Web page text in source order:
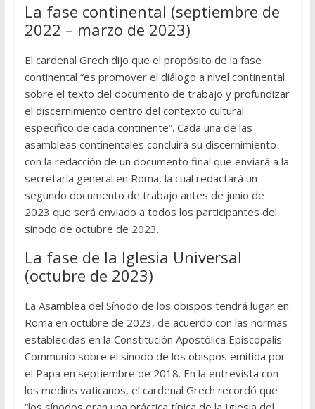
La fase continental (septiembre de
2022 – marzo de 2023)
El cardenal Grech dijo que el propósito de la fase
continental “es promover el diálogo a nivel continental
sobre el texto del documento de trabajo y profundizar
el discernimiento dentro del contexto cultural
específico de cada continente”. Cada una de las
asambleas continentales concluirá su discernimiento
con la redacción de un documento final que enviará a la
secretaría general en Roma, la cual redactará un
segundo documento de trabajo antes de junio de
2023 que será enviado a todos los participantes del
sínodo de octubre de 2023.
La fase de la Iglesia Universal
(octubre de 2023)
La Asamblea del Sínodo de los obispos tendrá lugar en
Roma en octubre de 2023, de acuerdo con las normas
establecidas en la Constitución Apostólica Episcopalis
Communio sobre el sínodo de los obispos emitida por
el Papa en septiembre de 2018. En la entrevista con
los medios vaticanos, el cardenal Grech recordó que